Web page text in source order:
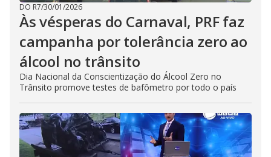
DO R7/30/01/2026
Às vésperas do Carnaval, PRF faz
campanha por tolerância zero ao
álcool no trânsito
Dia Nacional da Conscientização do Álcool Zero no
Trânsito promove testes de bafômetro por todo o país